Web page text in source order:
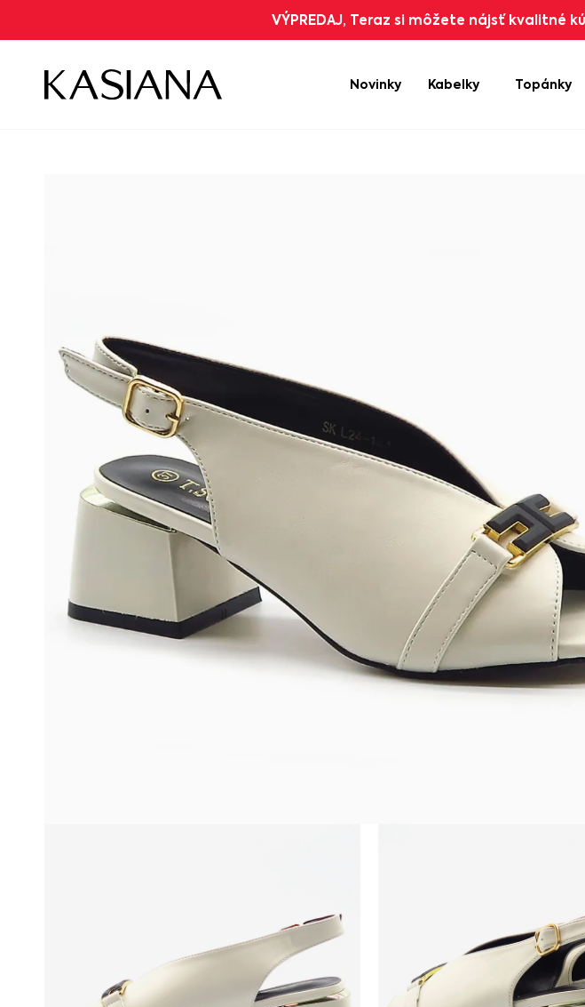
VÝPREDAJ, Teraz si môžete nájsť kvalitné
Novinky Kabelky Topánky